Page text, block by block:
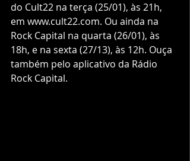
do Cult22 na terça (25/01), às 21h,
em www.cult22.com. Ou ainda na
Rock Capital na quarta (26/01), às
18h, e na sexta (27/13), às 12h. Ouça
também pelo aplicativo da Rádio
Rock Capital.